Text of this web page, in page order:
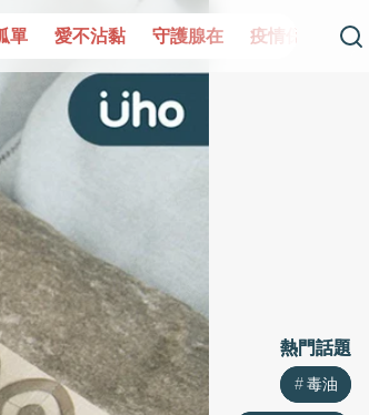
守護腺在 疫情保衛戰 再生醫學 愛的
熱門話題
毒油
熱門話題
毒油